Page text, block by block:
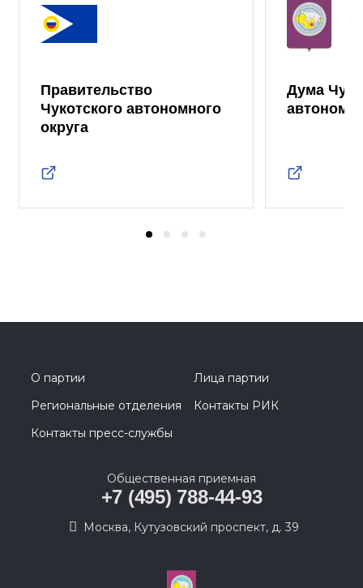
Правительство
Чукотского автономного
округа
Дума
О партии
Лица партии
Региональные отделения
Контакты РИК
Контакты пресс-службы
Общественная приемная
+7 (495) 788-44-93
Москва, Кутузовский проспект, д. 39